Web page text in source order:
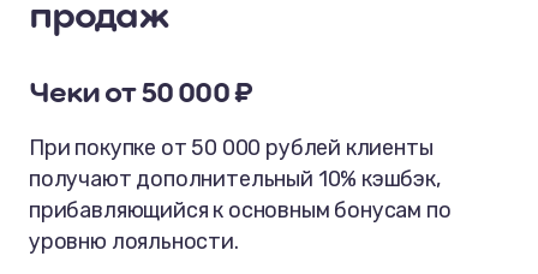
продаж
Чеки от 50 000 ₽
При покупке от 50 000 рублей клиенты
получают дополнительный 10% кэшбэк,
прибавляющийся к основным бонусам по
уровню лояльности.